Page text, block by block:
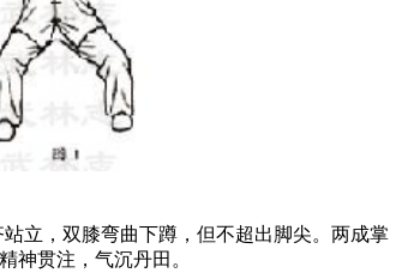
立，双膝弯曲下蹲，但不超出脚尖。两成掌
神贯注，气沉丹田。